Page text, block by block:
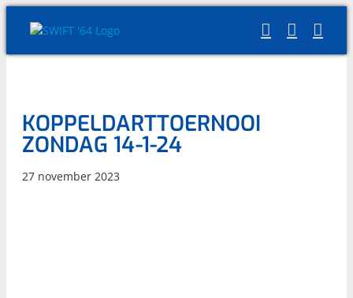
KOPPELDARTTOERNOOI
ZONDAG 14-1-24
27 november 2023